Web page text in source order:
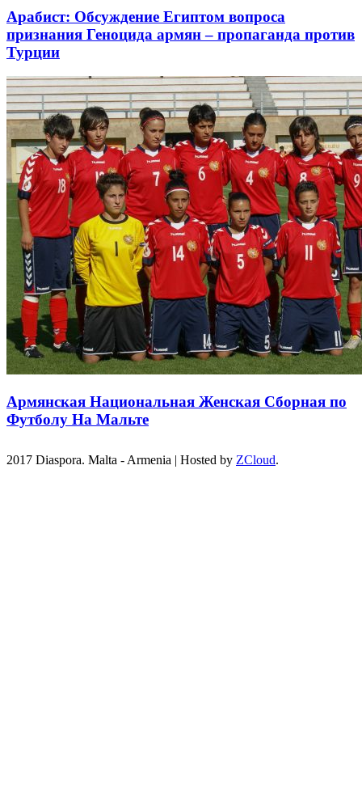
Арабист: Обсуждение Египтом вопроса
признания Геноцида армян – пропаганда против
Турции
Армянская Национальная Женская Сборная по
Футболу На Мальте
2017 Diaspora. Malta - Armenia | Hosted by ZCloud.